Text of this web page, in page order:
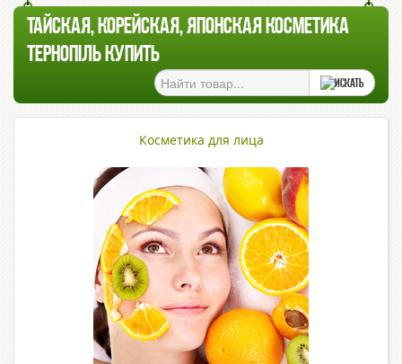
ТАЙСКАЯ, КОРЕЙСКАЯ, ЯПОНСКАЯ КОСМЕТИКА
ТЕРНОПІЛЬ КУПИТЬ
Косметика для лица